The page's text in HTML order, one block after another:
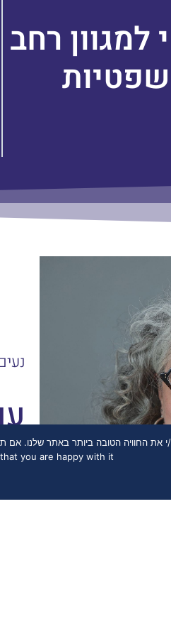
רחב
you are happy with it.